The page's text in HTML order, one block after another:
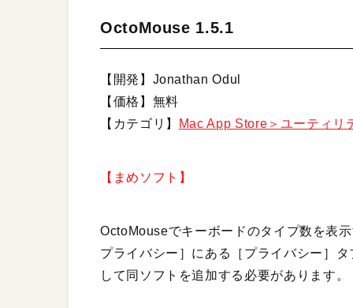
OctoMouse 1.5.1
【開発】Jonathan Odul
【価格】無料
【カテゴリ】
Mac App Store＞ユーティリ
【まめソフト】
OctoMouseでキーボードのタイプ数を表
プライバシー］にある［プライバシー］
して同ソフトを追加する必要があります。